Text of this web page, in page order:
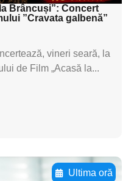
Brâncuși”: Concert
”Cravata galbenă”
vineri seară, la
de Film „Acasă la...
Ultima oră